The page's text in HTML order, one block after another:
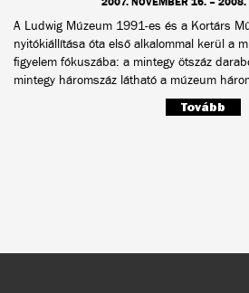
A Ludwig Múzeum 1991-es és a Kortárs
nyitókiállítása óta első alkalommal kerül a
figyelem fókuszába: a mintegy ötszáz
mintegy háromszáz látható a múzeum
Tovább